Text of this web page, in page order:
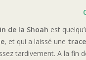
de la Shoah est
, et qui a laissé une trace
tardivement. A la fin